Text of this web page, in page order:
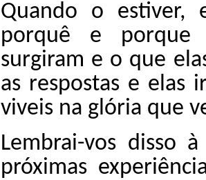
Quando o estiver,
porquê e porque
surgiram e o que
as respostas e elas
viveis na glória que
Lembrai-vos disso
próximas